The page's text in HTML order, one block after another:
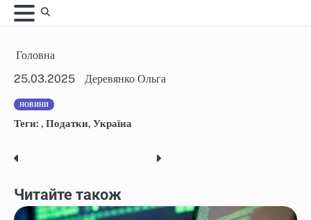
Skip
to
Головна
25.03.2025
Деревянко Ольга
НОВИНИ
Теги: , Податки, Україна
Post
navigation
Читайте також